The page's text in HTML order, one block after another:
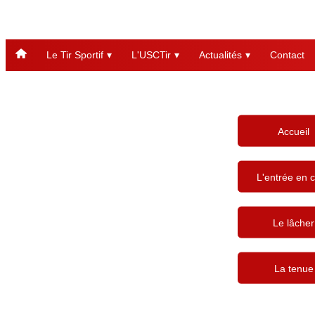
Le Tir Sportif L'USCTir Actualités Contact
Accueil
L'entrée en
Le lâcher
La tenue